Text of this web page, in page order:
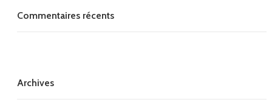
Commentaires récents
Archives